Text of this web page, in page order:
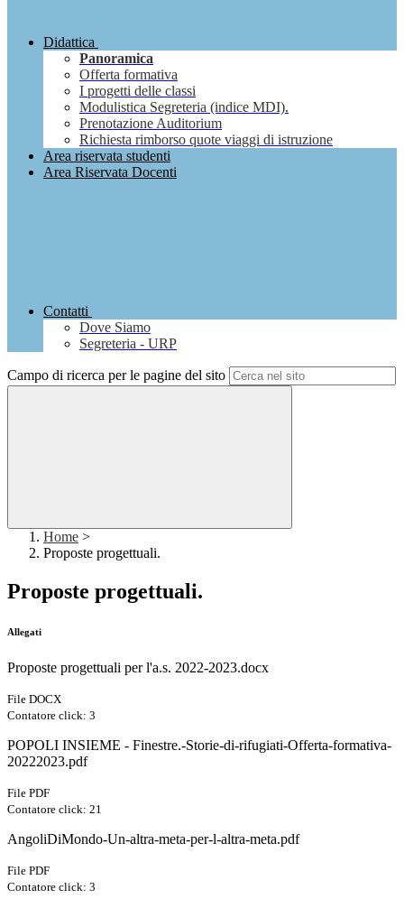
Didattica
Panoramica
Offerta formativa
I progetti delle classi
Modulistica Segreteria (indice MDI).
Prenotazione Auditorium
Richiesta rimborso quote viaggi di istruzione
Area riservata studenti
Area Riservata Docenti
Contatti
Dove Siamo
Segreteria - URP
Campo di ricerca per le pagine del sito
Home >
Proposte progettuali.
Proposte progettuali.
Allegati
Proposte progettuali per l'a.s. 2022-2023.docx
File DOCX
Contatore click: 3
POPOLI INSIEME - Finestre.-Storie-di-rifugiati-Offerta-formativa-
20222023.pdf
File PDF
Contatore click: 21
AngoliDiMondo-Un-altra-meta-per-l-altra-meta.pdf
File PDF
Contatore click: 3